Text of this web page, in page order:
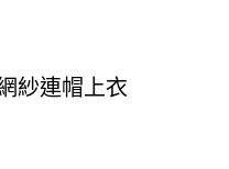
紗連帽上衣